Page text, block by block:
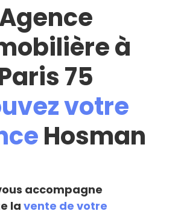
à
75
votre
Hosman
accompagne
la vente de votre